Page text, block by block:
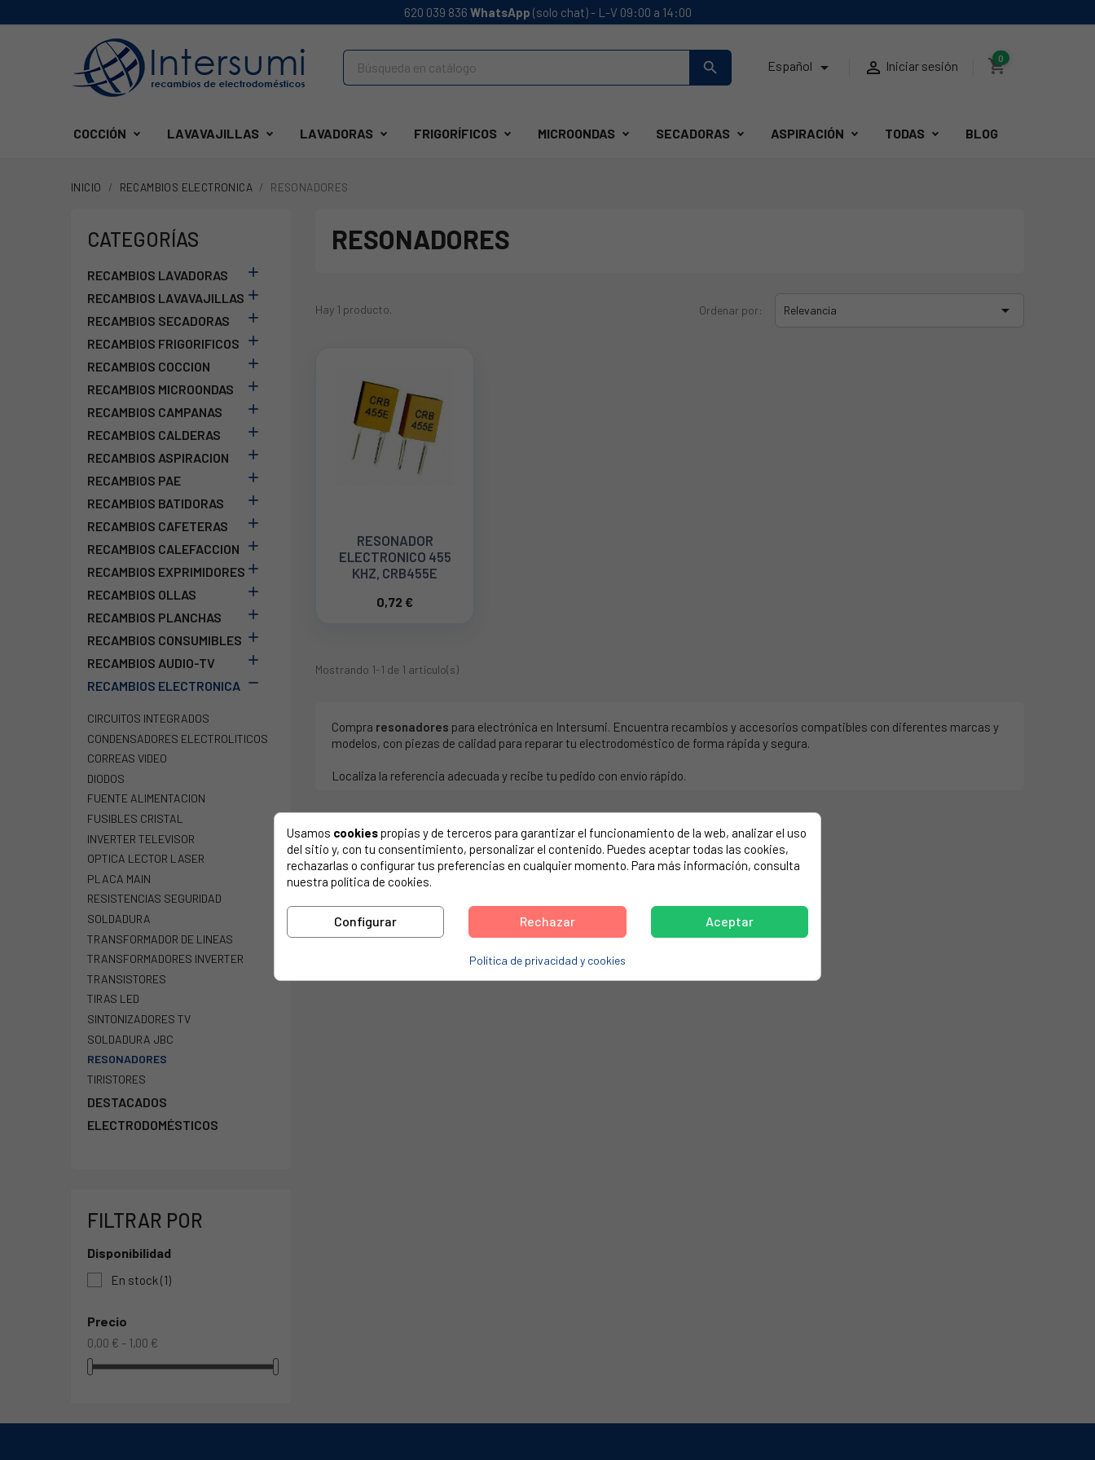
620 039 836 WhatsApp (solo chat) - L-V 09:00 a 14:00
search Español   Iniciar sesión shopping_cart
0
COCCIÓN LAVAVAJILLAS LAVADORAS FRIGORÍFICOS MICROONDAS SECADORAS ASPIRACIÓN TODAS BLOG
INICIO RECAMBIOS ELECTRONICA RESONADORES
CATEGORÍAS
RECAMBIOS LAVADORAS 
RECAMBIOS LAVAVAJILLAS 
RECAMBIOS SECADORAS 
RECAMBIOS FRIGORIFICOS 
RECAMBIOS COCCION 
RECAMBIOS MICROONDAS 
RECAMBIOS CAMPANAS 
RECAMBIOS CALDERAS 
RECAMBIOS ASPIRACION 
RECAMBIOS PAE 
RECAMBIOS BATIDORAS 
RECAMBIOS CAFETERAS 
RECAMBIOS CALEFACCION 
RECAMBIOS EXPRIMIDORES 
RECAMBIOS OLLAS 
RECAMBIOS PLANCHAS 
RECAMBIOS CONSUMIBLES 
RECAMBIOS AUDIO-TV 
RECAMBIOS ELECTRONICA 
CIRCUITOS INTEGRADOS
CONDENSADORES ELECTROLITICOS
CORREAS VIDEO
DIODOS
FUENTE ALIMENTACION
FUSIBLES CRISTAL
INVERTER TELEVISOR
OPTICA LECTOR LASER
PLACA MAIN
RESISTENCIAS SEGURIDAD
SOLDADURA
TRANSFORMADOR DE LINEAS
TRANSFORMADORES INVERTER
TRANSISTORES
TIRAS LED
SINTONIZADORES TV
SOLDADURA JBC
RESONADORES
TIRISTORES
DESTACADOS
ELECTRODOMÉSTICOS
FILTRAR POR
Disponibilidad
En stock (1)
Precio
0,00 € - 1,00 €
RESONADORES
Hay 1 producto. Ordenar por: Relevancia 
RESONADOR
ELECTRONICO 455
KHZ, CRB455E
0,72 €
Mostrando 1-1 de 1 artículo(s)
Compra resonadores para electrónica en Intersumi. Encuentra recambios y accesorios compatibles con diferentes marcas y
modelos, con piezas de calidad para reparar tu electrodoméstico de forma rápida y segura.
Localiza la referencia adecuada y recibe tu pedido con envío rápido.
Usamos cookiespropias y de terceros para garantizar el funcionamiento de la web, analizar el uso
del sitio y, con tu consentimiento, personalizar el contenido. Puedes aceptar todas las cookies,
rechazarlas o configurar tus preferencias en cualquier momento. Para más información, consulta
nuestra política de cookies.
Configurar Rechazar Aceptar
Política de privacidad y cookies